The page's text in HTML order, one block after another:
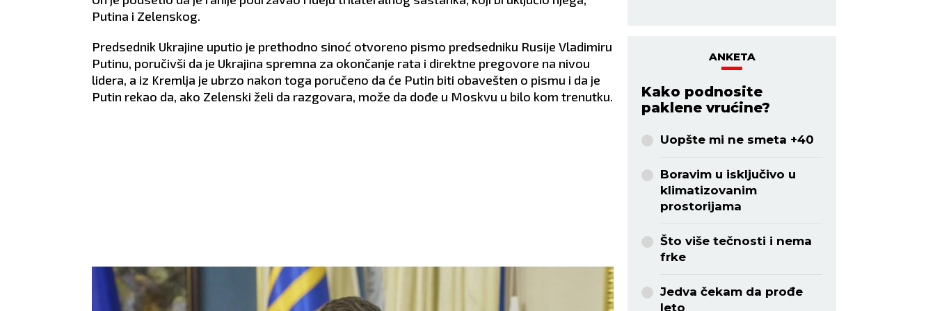
Putina i Zelenskog.
Predsednik Ukrajine uputio je prethodno sinoć otvoreno pismo predsedniku Rusije Vladimiru
Putinu, poručivši da je Ukrajina spremna za okončanje rata i direktne pregovore na nivou
lidera, a iz Kremlja je ubrzo nakon toga poručeno da će Putin biti obavešten o pismu i da je
Putin rekao da, ako Zelenski želi da razgovara, može da dođe u Moskvu u bilo kom trenutku.
ANKETA
Kako podnosite
paklene vrućine?
Uopšte mi ne smeta +40
Boravim u isključivo u
klimatizovanim
prostorijama
Što više tečnosti i nema
frke
Jedva čekam da prođe
leto